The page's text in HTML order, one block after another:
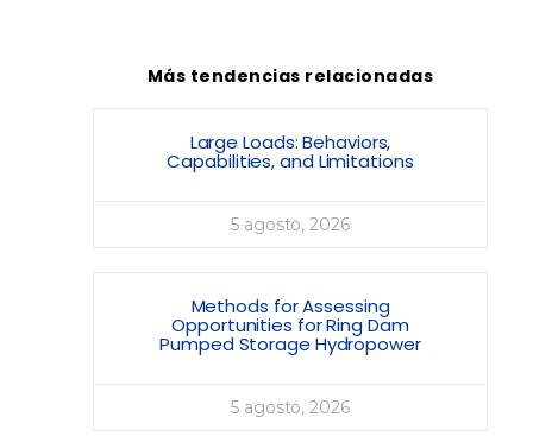
Más tendencias relacionadas
Large Loads: Behaviors,
Capabilities, and Limitations
5 agosto, 2026
Methods for Assessing
Opportunities for Ring Dam
Pumped Storage Hydropower
5 agosto, 2026